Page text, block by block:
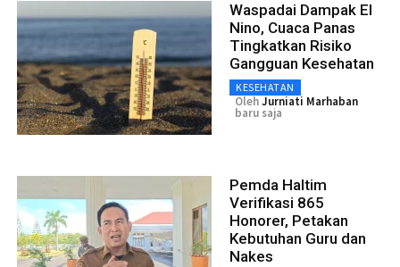
Waspadai Dampak El
Nino, Cuaca Panas
Tingkatkan Risiko
Gangguan Kesehatan
KESEHATAN
OlehJurniati Marhaban
baru saja
Pemda Haltim
Verifikasi 865
Honorer, Petakan
Kebutuhan Guru dan
Nakes